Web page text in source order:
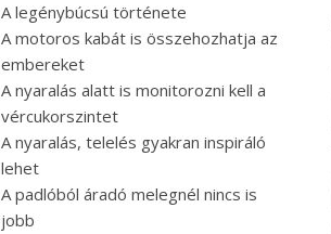
A legénybúcsú története
A motoros kabát is összehozhatja az
embereket
A nyaralás alatt is monitorozni kell a
vércukorszintet
A nyaralás, telelés gyakran inspiráló
lehet
A padlóból áradó melegnél nincs is
jobb